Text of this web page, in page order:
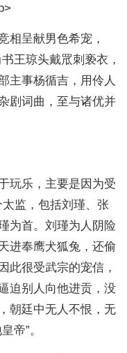
相呈献男色希宠，
王琼头戴罛刺亵衣，
主事杨循吉，用伶人
剧词曲，至与诸优并
玩乐，主要是因为受
太监，包括刘瑾、张
为首。刘瑾为人阴险
进奉鹰犬狐兔，还偷
此很受武宗的宠信，
迫别人向他进贡，没
朝廷中无人不恨，无
帝”。